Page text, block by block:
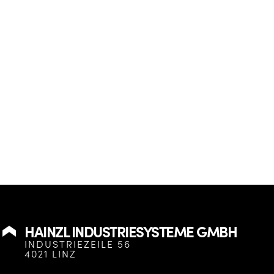
HAINZL INDUSTRIESYSTEME GMBH
INDUSTRIEZEILE 56
4021 LINZ